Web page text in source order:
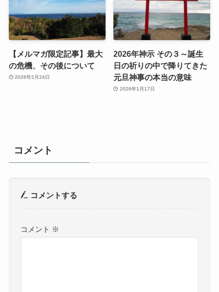
【メルマガ限定記事】最大
の危機、その後について
2026年2月24日
2026年神示 その３～誕生
日の祈りの中で降りてきた
元旦神事の本当の意味
2026年1月17日
コメント
コメントする
コメント ※